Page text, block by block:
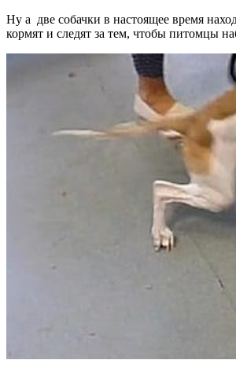
Ну а две собачки в настоящее время
кормят и следят за тем, чтобы питомцы